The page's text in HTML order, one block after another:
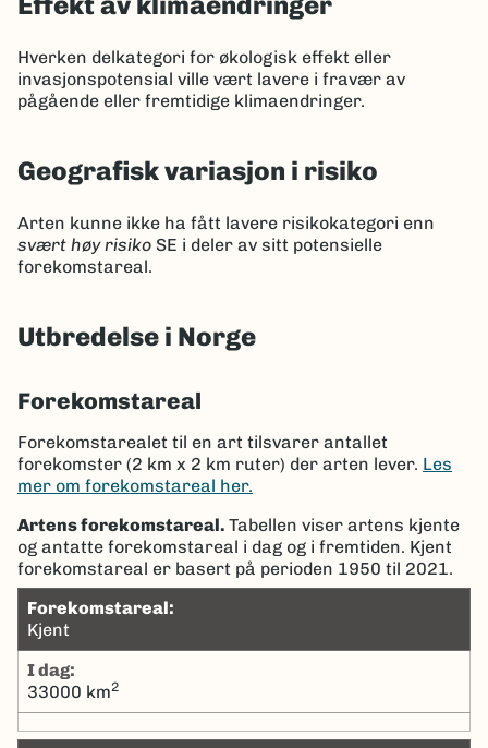
Hverken delkategori for økologisk effekt eller
invasjonspotensial ville vært lavere i fravær av
pågående eller fremtidige klimaendringer.
Geografisk variasjon i risiko
Arten kunne ikke ha fått lavere risikokategori enn
svært høy risiko SE i deler av sitt potensielle
forekomstareal.
Utbredelse i Norge
Forekomstareal
Forekomstarealet til en art tilsvarer antallet
forekomster (2 km x 2 km ruter) der arten lever. Les
mer om forekomstareal her.
Artens forekomstareal. Tabellen viser artens kjente
og antatte forekomstareal i dag og i fremtiden. Kjent
forekomstareal er basert på perioden 1950 til 2021.
Forekomstareal:
Kjent
I dag:
33000 km2